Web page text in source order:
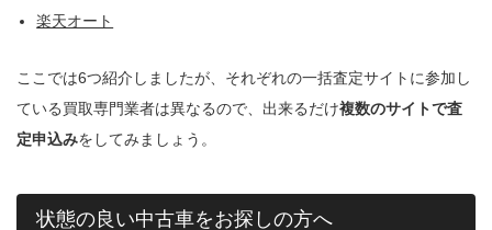
楽天オート
ここでは6つ紹介しましたが、それぞれの一括査定サイトに参加し
ている買取専門業者は異なるので、出来るだけ複数のサイトで査
定申込みをしてみましょう。
状態の良い中古車をお探しの方へ